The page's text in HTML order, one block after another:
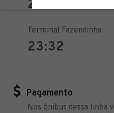
23:31
Terminal Fazendinha
23:32
Pagamento
Nos ônibus dessa linha